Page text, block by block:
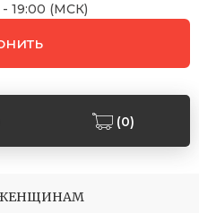
19:00 (МСК)
(0)